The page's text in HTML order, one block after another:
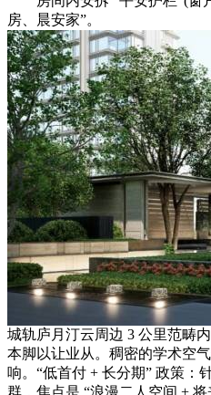
房、晨安家”。
城轨庐月汀云周边 3 公里范畴
本脚以让业从。稠密的学术空
响。“低首付 + 长分期” 政策：
群，焦点是 “浪漫二人空间 +